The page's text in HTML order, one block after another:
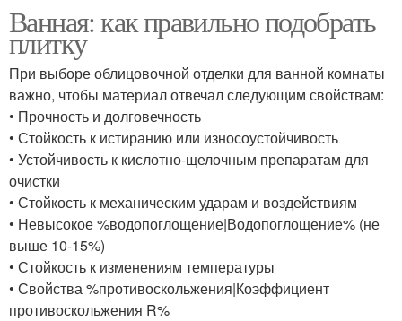
Ванная: как правильно подобрать
плитку
При выборе облицовочной отделки для ванной комнаты
важно, чтобы материал отвечал следующим свойствам:
• Прочность и долговечность
• Стойкость к истиранию или износоустойчивость
• Устойчивость к кислотно-щелочным препаратам для
очистки
• Стойкость к механическим ударам и воздействиям
• Невысокое %водопоглощение|Водопоглощение% (не
выше 10-15%)
• Стойкость к изменениям температуры
• Свойства %противоскольжения|Коэффициент
противоскольжения R%